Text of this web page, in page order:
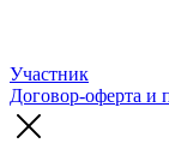
Участник
Договор-оферта и